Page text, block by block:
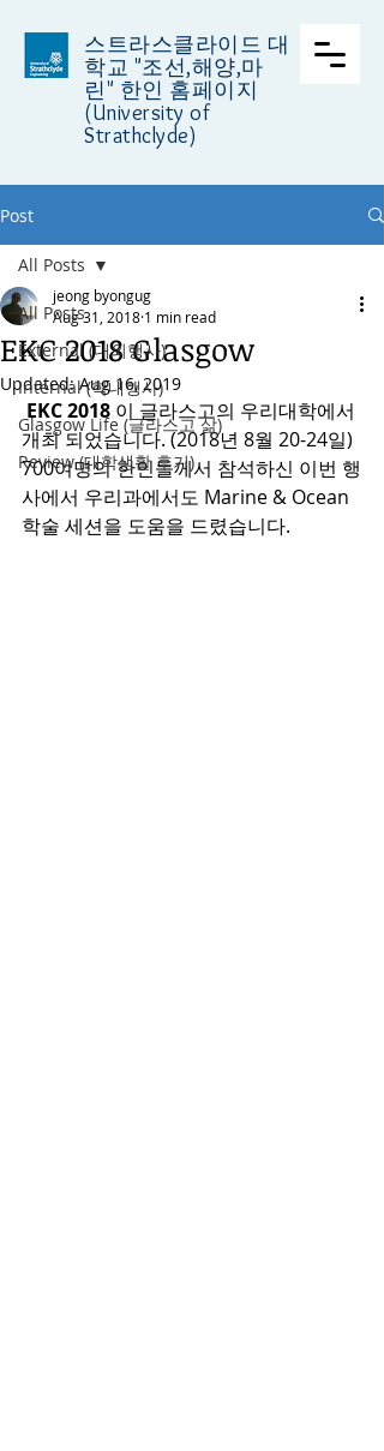
스트라스클라이드 대
학교 "조선,해양,마
린" 한인 홈페이지
(University of
Strathclyde)
Post
All Posts
External (대외행사)
Internal (학내행사)
Glasgow Life (글라스고 삶)
Review (대학생활 후기)
All Posts
EKC 2018 Glasgow
jeong byongug
Aug 31, 2018 1 min read
Updated:Aug 16, 2019
EKC 2018 이 글라스고의 우리대학에서
개최 되었습니다. (2018년 8월 20-24일)
700여명의 한인들께서 참석하신 이번 행
사에서 우리과에서도 Marine & Ocean
학술 세션을 도움을 드렸습니다.